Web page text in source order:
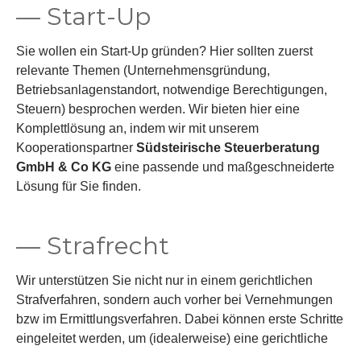
— Start-Up
Sie wollen ein Start-Up gründen? Hier sollten zuerst
relevante Themen (Unternehmensgründung,
Betriebsanlagenstandort, notwendige Berechtigungen,
Steuern) besprochen werden. Wir bieten hier eine
Komplettlösung an, indem wir mit unserem
Kooperationspartner Südsteirische Steuerberatung
GmbH & Co KGeine passende und maßgeschneiderte
Lösung für Sie finden.
— Strafrecht
Wir unterstützen Sie nicht nur in einem gerichtlichen
Strafverfahren, sondern auch vorher bei Vernehmungen
bzw im Ermittlungsverfahren. Dabei können erste Schritte
eingeleitet werden, um (idealerweise) eine gerichtliche